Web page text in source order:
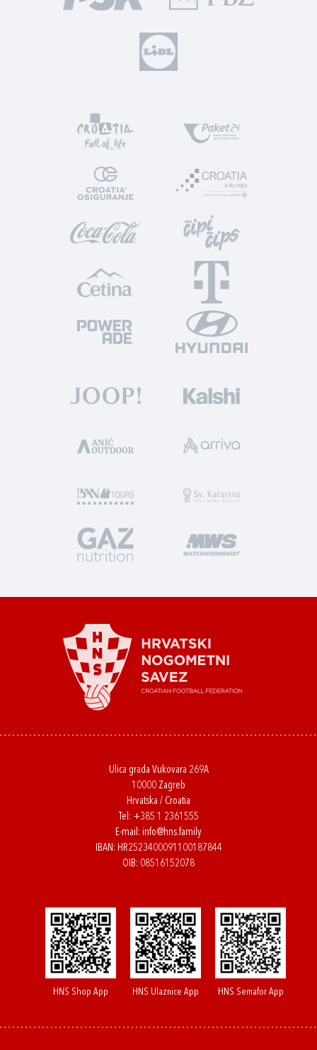
Ulica grada Vukovara 269A
10000 Zagreb
Hrvatska / Croatia
Tel: +385 1 2361555
E-mail: info@hns.family
IBAN: HR2523400091100187844
OIB: 08516152078
HNS Shop App HNS Ulaznice App HNS Semafor App